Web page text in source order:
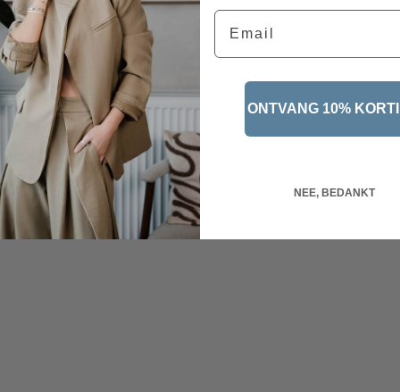
Email
ONTVANG 10%
NEE, BEDANKT